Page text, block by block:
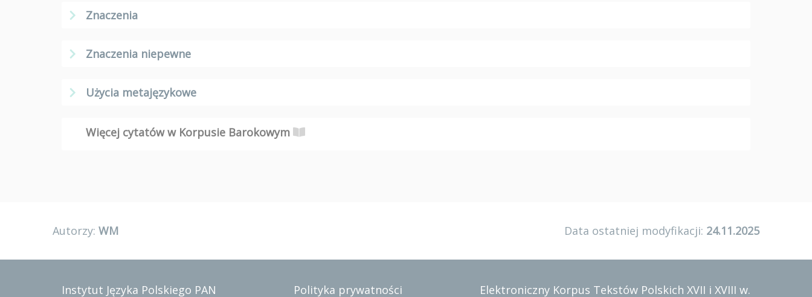
Znaczenia
Znaczenia niepewne
Użycia metajęzykowe
Więcej cytatów w Korpusie Barokowym
Autorzy: WM Data ostatniej modyfikacji: 24.11.2025
Instytut Języka Polskiego PAN Polityka prywatności Elektroniczny Korpus Tekstów Polskich XVII i XVIII w.